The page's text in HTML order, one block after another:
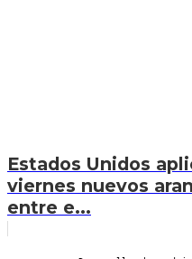
Estados Unidos
viernes nuevos
entre e...